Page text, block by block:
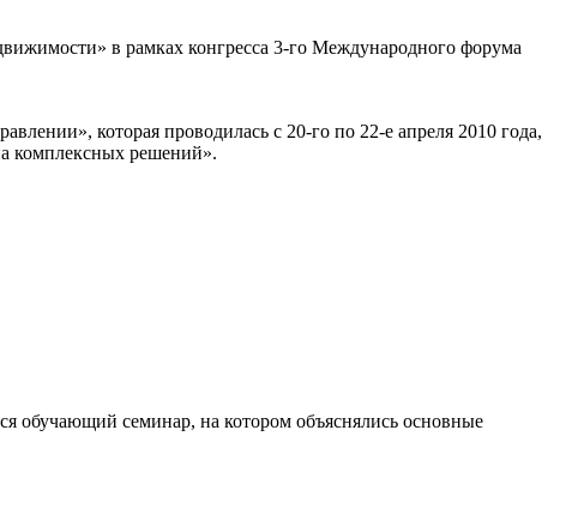
в рамках конгресса 3-го Международного форума
которая проводилась с 20-го по 22-е апреля 2010 года,
комплексных решений».
обучающий семинар, на котором объяснялись основные